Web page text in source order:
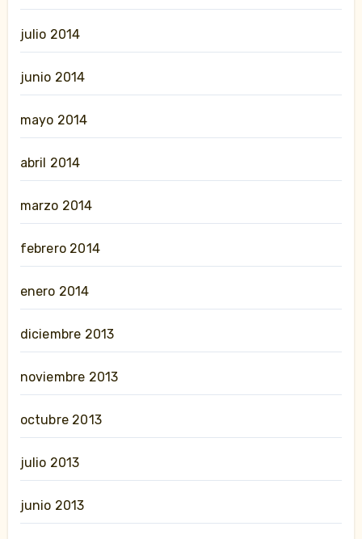
julio 2014
junio 2014
mayo 2014
abril 2014
marzo 2014
febrero 2014
enero 2014
diciembre 2013
noviembre 2013
octubre 2013
julio 2013
junio 2013